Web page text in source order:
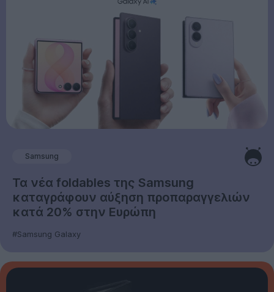
Samsung
Τα νέα foldables της Samsung
καταγράφουν αύξηση προπαραγγελιών
κατά 20% στην Ευρώπη
#Samsung Galaxy